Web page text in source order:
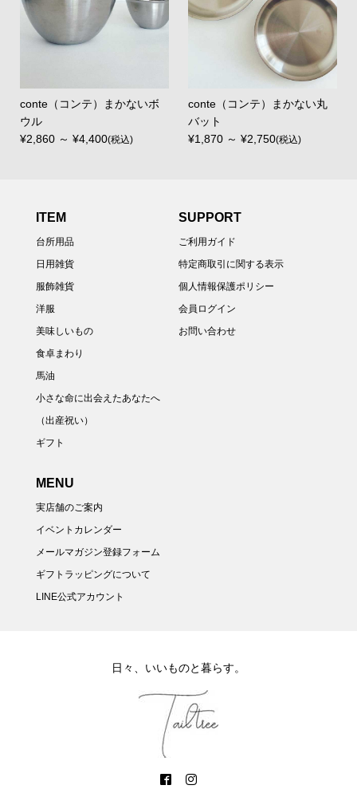
conte（コンテ）まかないボ
ウル
¥2,860 ～ ¥4,400(税込)
conte（コンテ）まかない丸
バット
¥1,870 ～ ¥2,750(税込)
ITEM
台所用品
日用雑貨
服飾雑貨
洋服
美味しいもの
食卓まわり
馬油
小さな命に出会えたあなたへ
（出産祝い）
ギフト
SUPPORT
ご利用ガイド
特定商取引に関する表示
個人情報保護ポリシー
会員ログイン
お問い合わせ
MENU
実店舗のご案内
イベントカレンダー
メールマガジン登録フォーム
ギフトラッピングについて
LINE公式アカウント
日々、いいものと暮らす。